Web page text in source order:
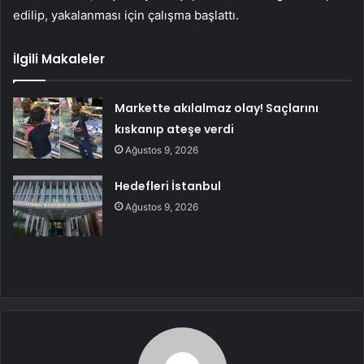
edilip, yakalanması için çalışma başlattı.
İlgili Makaleler
Markette akılalmaz olay! Saçlarını
kıskanıp ateşe verdi
Ağustos 9, 2026
Hedefleri İstanbul
Ağustos 9, 2026